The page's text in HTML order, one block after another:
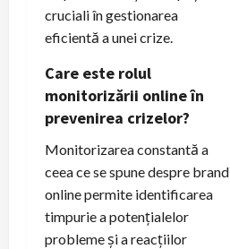
cruciali în gestionarea
eficientă a unei crize.
Care este rolul
monitorizării online în
prevenirea crizelor?
Monitorizarea constantă a
ceea ce se spune despre brand
online permite identificarea
timpurie a potențialelor
probleme și a reacțiilor